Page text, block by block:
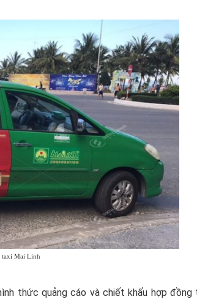
taxi Mai Linh
thức quảng cáo và chiết khấu hợp đồng